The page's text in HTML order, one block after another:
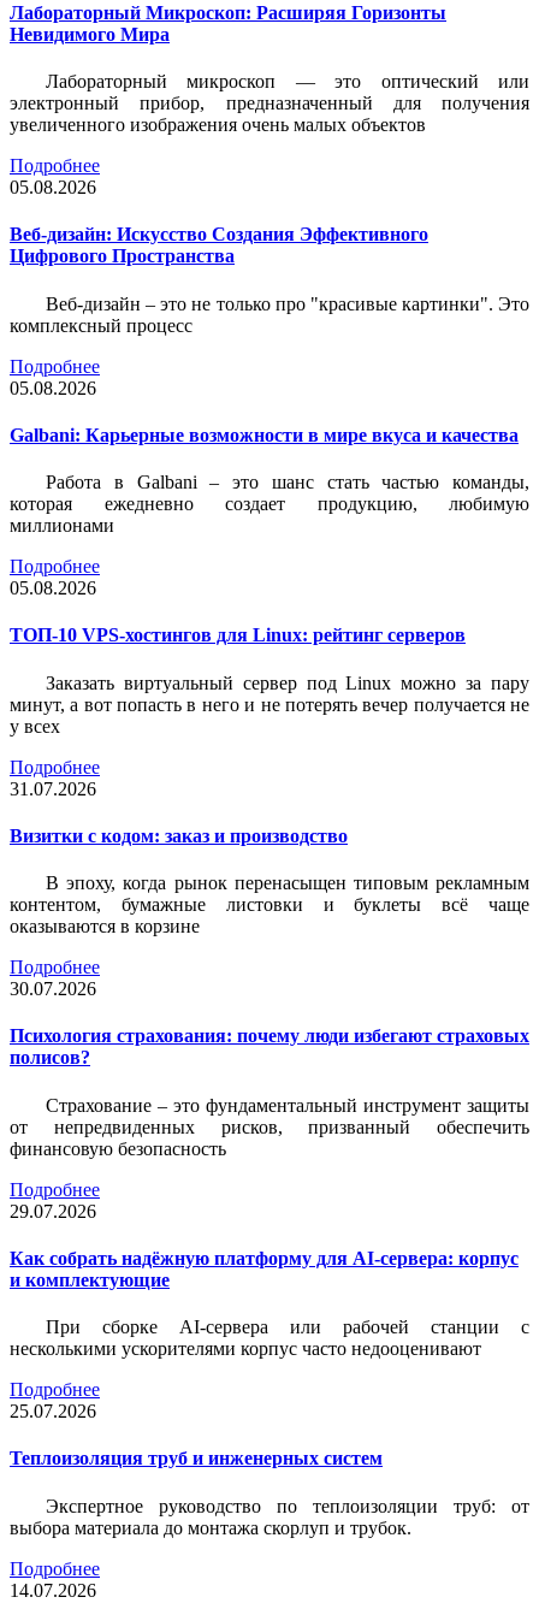
Лабораторный Микроскоп: Расширяя Горизонты
Невидимого Мира
Лабораторный микроскоп — это оптический или
электронный прибор, предназначенный для получения
увеличенного изображения очень малых объектов
Подробнее
05.08.2026
Веб-дизайн: Искусство Создания Эффективного
Цифрового Пространства
Веб-дизайн – это не только про "красивые картинки". Это
комплексный процесс
Подробнее
05.08.2026
Galbani: Карьерные возможности в мире вкуса и качества
Работа в Galbani – это шанс стать частью команды,
которая ежедневно создает продукцию, любимую
миллионами
Подробнее
05.08.2026
ТОП-10 VPS-хостингов для Linux: рейтинг серверов
Заказать виртуальный сервер под Linux можно за пару
минут, а вот попасть в него и не потерять вечер получается не
у всех
Подробнее
31.07.2026
Визитки c кодом: заказ и производство
В эпоху, когда рынок перенасыщен типовым рекламным
контентом, бумажные листовки и буклеты всё чаще
оказываются в корзине
Подробнее
30.07.2026
Психология страхования: почему люди избегают страховых
полисов?
Страхование – это фундаментальный инструмент защиты
от непредвиденных рисков, призванный обеспечить
финансовую безопасность
Подробнее
29.07.2026
Как собрать надёжную платформу для AI-сервера: корпус
и комплектующие
При сборке AI-сервера или рабочей станции с
несколькими ускорителями корпус часто недооценивают
Подробнее
25.07.2026
Теплоизоляция труб и инженерных систем
Экспертное руководство по теплоизоляции труб: от
выбора материала до монтажа скорлуп и трубок.
Подробнее
14.07.2026